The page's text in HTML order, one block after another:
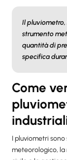
Il
strumento
quantità di
specifica
Come
I pluviometri
meteorologico,